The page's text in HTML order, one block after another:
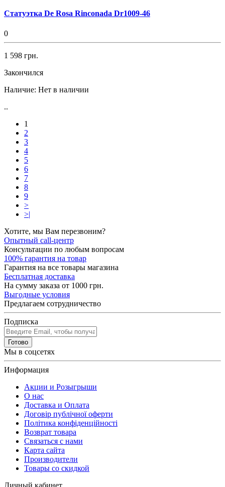
Статуэтка De Rosa Rinconada Dr1009-46
0
1 598 грн.
Закончился
Наличие: Нет в наличии
..
1
2
3
4
5
6
7
8
9
>
>|
Хотите, мы Вам перезвоним?
Опытный call-центр
Консультации по любым вопросам
100% гарантия на товар
Гарантия на все товары магазина
Бесплатная доставка
На сумму заказа от 1000 грн.
Выгодные условия
Предлагаем сотрудничество
Подписка
Готово
Мы в соцсетях
Информация
Акции и Розыгрыши
О нас
Доставка и Оплата
Договір публічної оферти
Політика конфіденційності
Возврат товара
Связаться с нами
Карта сайта
Производители
Товары со скидкой
Личный кабинет